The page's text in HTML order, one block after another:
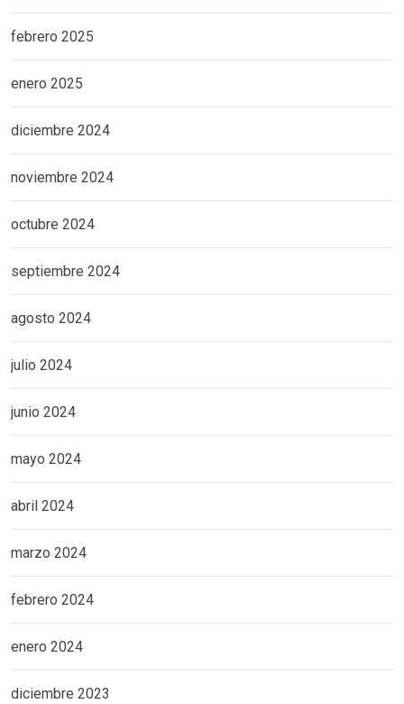
febrero 2025
enero 2025
diciembre 2024
noviembre 2024
octubre 2024
septiembre 2024
agosto 2024
julio 2024
junio 2024
mayo 2024
abril 2024
marzo 2024
febrero 2024
enero 2024
diciembre 2023